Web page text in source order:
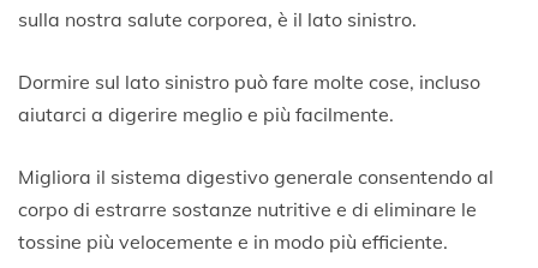
sulla nostra salute corporea, è il lato sinistro.
Dormire sul lato sinistro può fare molte cose, incluso
aiutarci a digerire meglio e più facilmente.
Migliora il sistema digestivo generale consentendo al
corpo di estrarre sostanze nutritive e di eliminare le
tossine più velocemente e in modo più efficiente.